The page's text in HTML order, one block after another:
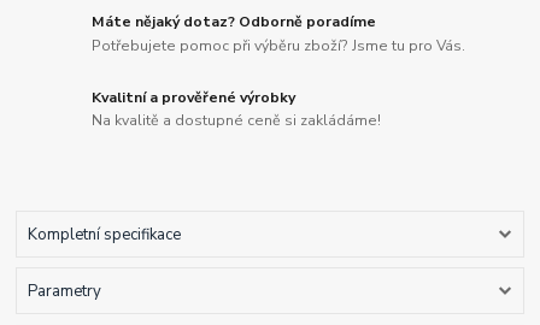
Máte nějaký dotaz? Odborně poradíme
Potřebujete pomoc při výběru zboží? Jsme tu pro Vás.
Kvalitní a prověřené výrobky
Na kvalitě a dostupné ceně si zakládáme!
Kompletní specifikace
Parametry